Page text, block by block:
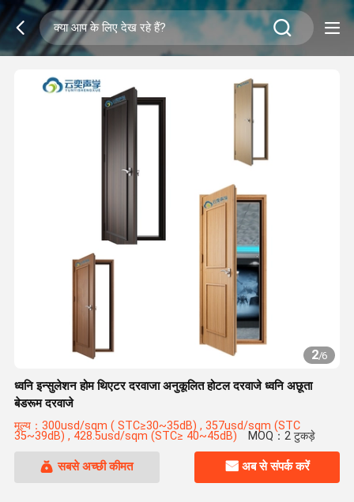
2/6
ध्वनि इन्सुलेशन होम थिएटर दरवाजा अनुकूलित होटल दरवाजे ध्वनि अछूता
बेडरूम दरवाजे
मूल्य：300usd/sqm ( STC≥30~35dB) , 357usd/sqm (STC
35~39dB) , 428.5usd/sqm (STC≥ ‌40~45dB) MOQ：2 टुकड़े
सबसे अच्छी कीमत अब से संपर्क करें